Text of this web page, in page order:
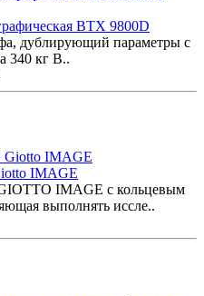
BTX 9800D
дублирующий параметры с
340 кг В..
IMAGE
IMAGE с кольцевым
выполнять иссле..